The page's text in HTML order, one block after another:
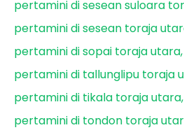
pertamini di sesean suloara
pertamini di sesean toraja
pertamini di sopai toraja utara
pertamini di tallunglipu toraja
pertamini di tikala toraja utara
pertamini di tondon toraja